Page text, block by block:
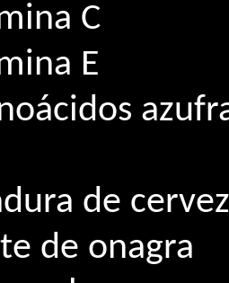
C
E
de
de onagra